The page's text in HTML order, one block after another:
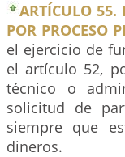
ARTÍCULO 55.
POR PROCESO
el ejercicio de
el artículo 52,
técnico o
solicitud de
siempre que
dineros.